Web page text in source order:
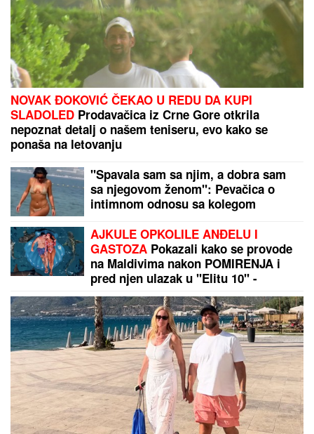
NOVAK ĐOKOVIĆ ČEKAO U REDU DA KUPI
SLADOLED Prodavačica iz Crne Gore otkrila
nepoznat detalj o našem teniseru, evo kako se
ponaša na letovanju
"Spavala sam sa njim, a dobra sam
sa njegovom ženom": Pevačica o
intimnom odnosu sa kolegom
AJKULE OPKOLILE ANĐELU I
GASTOZA Pokazali kako se provode
na Maldivima nakon POMIRENJA i
pred njen ulazak u "Elitu 10" -
komentari samo pljušte (VIDEO)